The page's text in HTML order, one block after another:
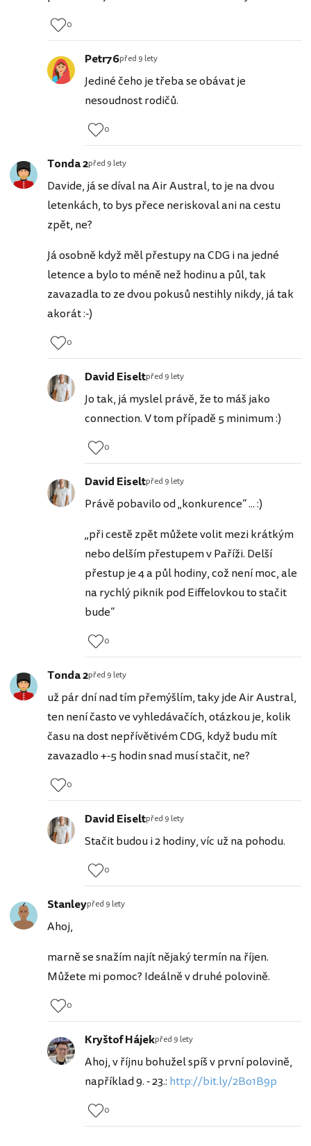
0
Petr76před 9 lety
Jediné čeho je třeba se obávat je
nesoudnost rodičů.
0
Tonda 2před 9 lety
Davide, já se díval na Air Austral, to je na dvou
letenkách, to bys přece neriskoval ani na cestu
zpět, ne?
Já osobně když měl přestupy na CDG i na jedné
letence a bylo to méně než hodinu a půl, tak
zavazadla to ze dvou pokusů nestihly nikdy, já tak
akorát :-)
0
David Eiseltpřed 9 lety
Jo tak, já myslel právě, že to máš jako
connection. V tom případě 5 minimum :)
0
David Eiseltpřed 9 lety
Právě pobavilo od „konkurence“ ... :)
„při cestě zpět můžete volit mezi krátkým
nebo delším přestupem v Paříži. Delší
přestup je 4 a půl hodiny, což není moc, ale
na rychlý piknik pod Eiffelovkou to stačit
bude“
0
Tonda 2před 9 lety
už pár dní nad tím přemýšlím, taky jde Air Austral,
ten není často ve vyhledávačích, otázkou je, kolik
času na dost nepřívětivém CDG, když budu mít
zavazadlo +-5 hodin snad musí stačit, ne?
0
David Eiseltpřed 9 lety
Stačit budou i 2 hodiny, víc už na pohodu.
0
Stanleypřed 9 lety
Ahoj,
marně se snažím najít nějaký termín na říjen.
Můžete mi pomoc? Ideálně v druhé polovině.
0
Kryštof Hájekpřed 9 lety
Ahoj, v říjnu bohužel spíš v první polovině,
například 9. - 23.: http://bit.ly/2Bo1B9p
0